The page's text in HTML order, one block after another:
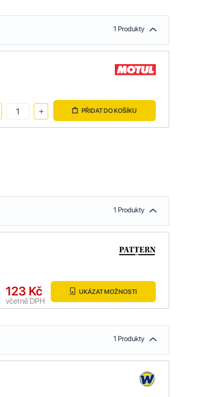
1 Produkty
PŘIDAT DO KOŠÍKU
1 Produkty
123 Kč
včetně DPH
UKÁZAT MOŽNOSTI
1 Produkty